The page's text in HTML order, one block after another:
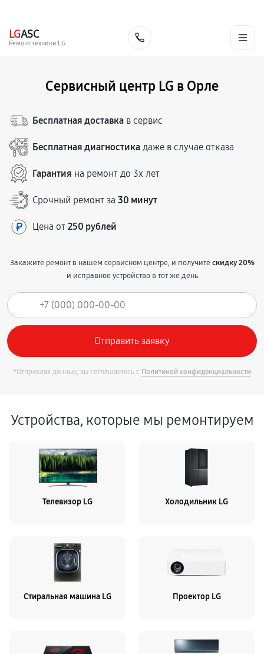
LGASC
Ремонт техники LG
Сервисный центр LG в Орле
Бесплатная доставка в сервис
Бесплатная диагностика даже в случае отказа
Гарантия на ремонт до 3х лет
Срочный ремонт за 30 минут
Цена от 250 рублей
Закажите ремонт в нашем сервисном центре, и получитескидку 20%
и исправное устройство в тот же день
*Отправляя данные, вы соглашаетесь с Политикой конфиденциальности
Устройства, которые мы ремонтируем
Телевизор LG Холодильник LG
Стиральная машина LG Проектор LG